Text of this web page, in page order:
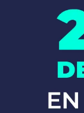
disponibles
semana. A